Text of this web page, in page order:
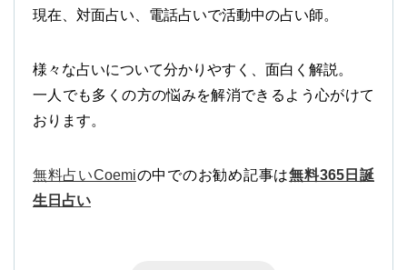
現在、対面占い、電話占いで活動中の占い師。
様々な占いについて分かりやすく、面白く解説。
一人でも多くの方の悩みを解消できるよう心がけて
おります。
無料占いCoemiの中でのお勧め記事は無料365日誕
生日占い